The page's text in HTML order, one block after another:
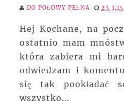
DO POŁOWY PEŁNA 23.3.15
Hej Kochane, na
ostatnio mam
która zabiera mi
odwiedzam i
się tak pookładać
wszystko...